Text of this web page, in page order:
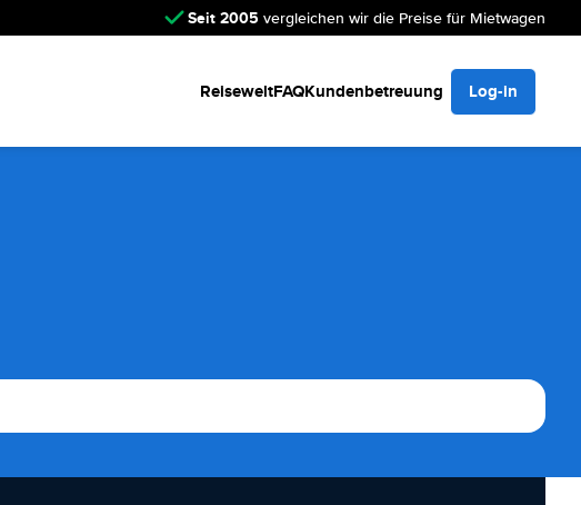
Seit 2005 vergleichen wir die Preise für Mietwagen
ReiseweltFAQKundenbetreuung Log-in